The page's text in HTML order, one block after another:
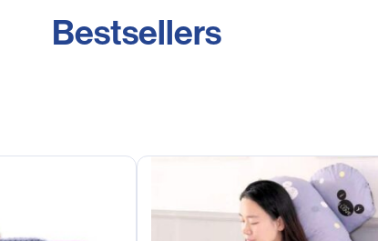
Bestsellers